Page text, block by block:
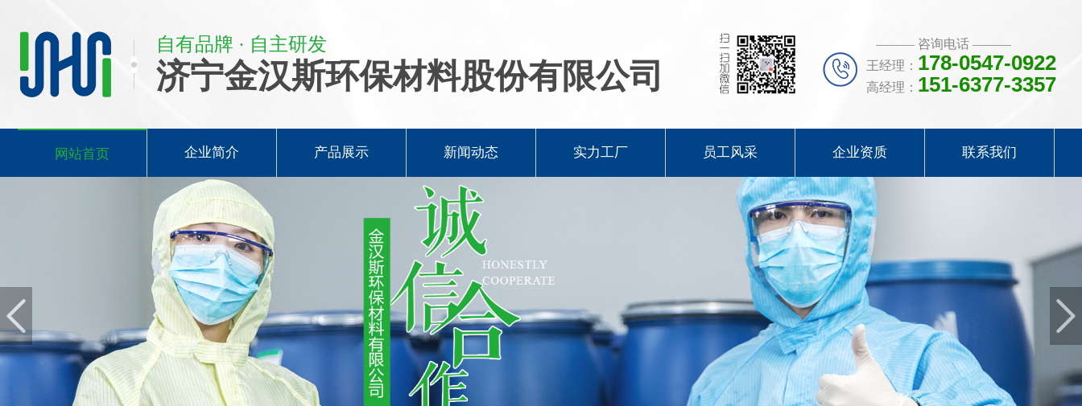
自有品牌 · 自主研发
济宁金汉斯环保材料股份有限公司
——— 咨询电话 ———
王经理： 178-0547-0922
高经理： 151-6377-3357
网站首页 企业简介 产品展示 新闻动态 实力工厂 员工风采 企业资质 联系我们